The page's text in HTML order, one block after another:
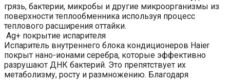
грязь, бактерии, микробы и другие микроорганизмы из
поверхности теплообменника используя процесс
теплового расширения оттайки.
Ag+ покрытие испарителя
Испаритель внутреннего блока кондиционеров Haier
покрыт нано-ионами серебра, которые эффективно
разрушают ДНК бактерий. Это препятствует их
метаболизму, росту и размножению. Благодаря